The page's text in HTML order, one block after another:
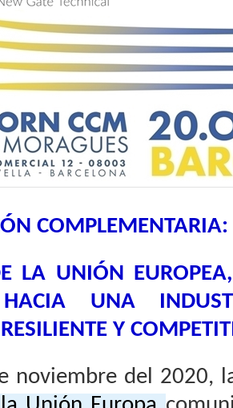
COMPLEMENTARIA:
LA UNIÓN
UNA
Y
noviembre del 2020,